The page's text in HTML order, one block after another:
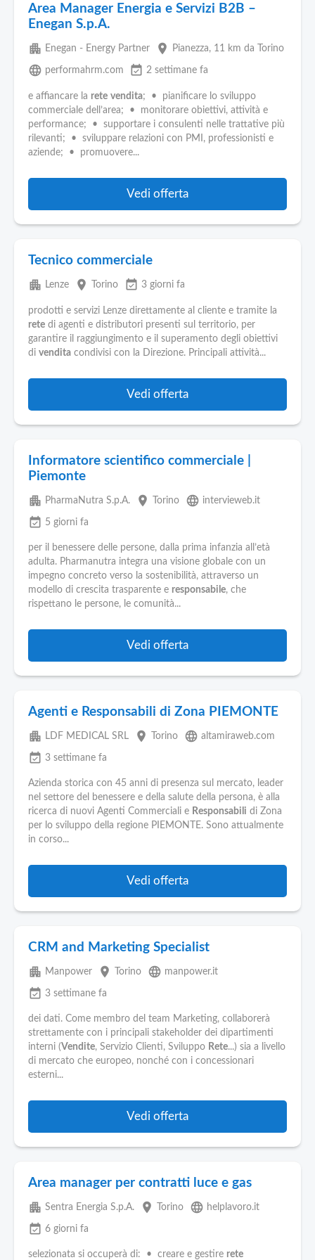
Area Manager Energia e Servizi B2B –
Enegan S.p.A.
apartment Enegan - Energy Partner place Pianezza, 11 km da Torino
language performahrm.com event_available 2 settimane fa
e affiancare la rete vendita; • pianificare lo sviluppo
commerciale dell’area; • monitorare obiettivi, attività e
performance; • supportare i consulenti nelle trattative più
rilevanti; • sviluppare relazioni con PMI, professionisti e
aziende; • promuovere...
Vedi offerta
Tecnico commerciale
apartment Lenze place Torino event_available 3 giorni fa
prodotti e servizi Lenze direttamente al cliente e tramite la
rete di agenti e distributori presenti sul territorio, per
garantire il raggiungimento e il superamento degli obiettivi
di vendita condivisi con la Direzione. Principali attività...
Vedi offerta
Informatore scientifico commerciale |
Piemonte
apartment PharmaNutra S.p.A. place Torino language intervieweb.it
event_available 5 giorni fa
per il benessere delle persone, dalla prima infanzia all’età
adulta. Pharmanutra integra una visione globale con un
impegno concreto verso la sostenibilità, attraverso un
modello di crescita trasparente e responsabile, che
rispettano le persone, le comunità...
Vedi offerta
Agenti e Responsabili di Zona PIEMONTE
apartment LDF MEDICAL SRL place Torino language altamiraweb.com
event_available 3 settimane fa
Azienda storica con 45 anni di presenza sul mercato, leader
nel settore del benessere e della salute della persona, è alla
ricerca di nuovi Agenti Commerciali e Responsabili di Zona
per lo sviluppo della regione PIEMONTE. Sono attualmente
in corso...
Vedi offerta
CRM and Marketing Specialist
apartment Manpower place Torino language manpower.it
event_available 3 settimane fa
dei dati. Come membro del team Marketing, collaborerà
strettamente con i principali stakeholder dei dipartimenti
interni (Vendite, Servizio Clienti, Sviluppo Rete...) sia a livello
di mercato che europeo, nonché con i concessionari
esterni...
Vedi offerta
Area manager per contratti luce e gas
apartment Sentra Energia S.p.A. place Torino language helplavoro.it
event_available 6 giorni fa
selezionata si occuperà di: • creare e gestire rete